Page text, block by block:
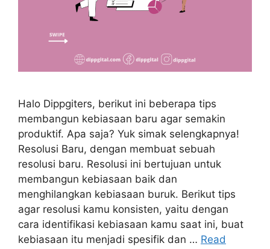
Halo Dippgiters, berikut ini beberapa tips
membangun kebiasaan baru agar semakin
produktif. Apa saja? Yuk simak selengkapnya!
Resolusi Baru, dengan membuat sebuah
resolusi baru. Resolusi ini bertujuan untuk
membangun kebiasaan baik dan
menghilangkan kebiasaan buruk. Berikut tips
agar resolusi kamu konsisten, yaitu dengan
cara identifikasi kebiasaan kamu saat ini, buat
kebiasaan itu menjadi spesifik dan … Read